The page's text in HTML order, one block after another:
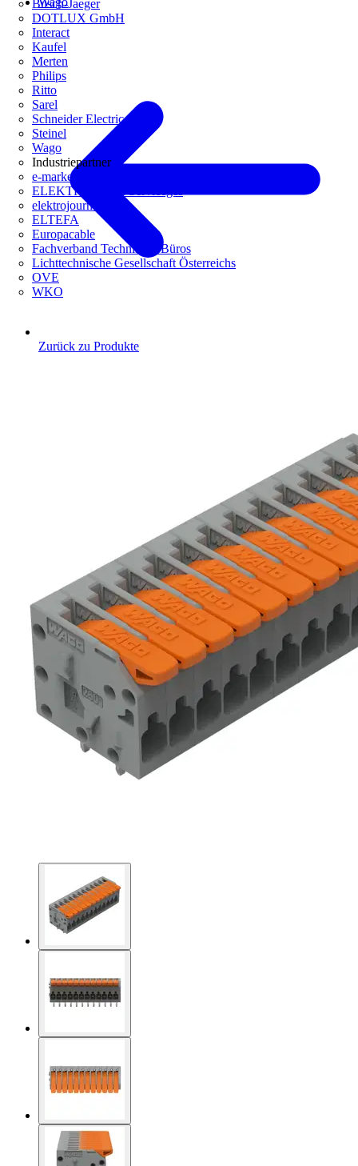
Busch-Jaeger
DOTLUX GmbH
Interact
Kaufel
Merten
Philips
Ritto
Sarel
Schneider Electric
Steinel
Wago
Industriepartner
e-marke
ELEKTRO Daten Serviceges
elektrojournal
ELTEFA
Europacable
Fachverband Technische Büros
Lichttechnische Gesellschaft Österreichs
OVE
WKO
Zurück zu Produkte